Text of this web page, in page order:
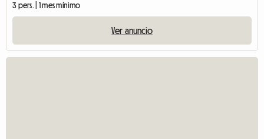
3 pers. | 1 mes mínimo
Ver anuncio